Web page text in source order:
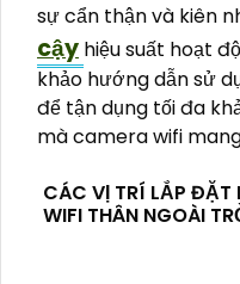
sự cẩn thận và kiên
cậy hiệu suất hoạt
khảo hướng dẫn sử
để tận dụng tối đa
mà camera wifi
CÁC VỊ TRÍ LẮP ĐẶT
WIFI THÂN NGOÀI